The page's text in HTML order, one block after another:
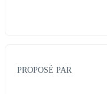
PROPOSÉ PAR